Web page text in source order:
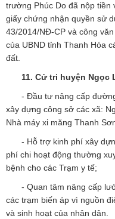
trường Phúc Do đã nộp
giấy chứng nhận quyền sử
43/2014/NĐ-CP và công
của UBND tỉnh Thanh Hóa
đất.
11. Cử tri huyện Ngọc
- Đầu tư nâng cấp
xây dựng công sở các xã:
Nhà máy xi măng Thanh
- Hỗ trợ kinh phí xây
phí chi hoạt động thường
bệnh cho các Trạm y tế;
- Quan tâm nâng cấp
các trạm biến áp vì nguồn
và sinh hoạt của nhân dân.